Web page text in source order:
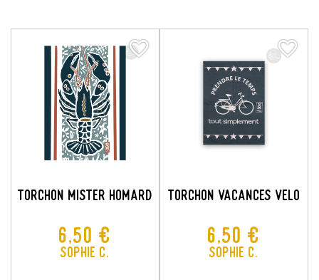
TORCHON MISTER HOMARD
Prix
6,50 €
Sophie C.
favorite_border
favorite_border
TORCHON VACANCES VELO
Prix
6,50 €
Sophie C.
favorite_border
favorite_border